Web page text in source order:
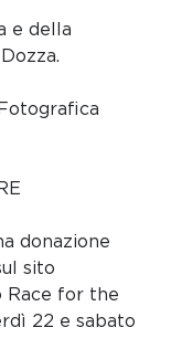
e della
donazione
sito
Race for the
22 e sabato